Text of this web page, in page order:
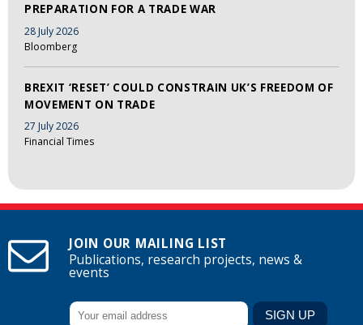
PREPARATION FOR A TRADE WAR
28 July 2026
Bloomberg
BREXIT ‘RESET’ COULD CONSTRAIN UK’S FREEDOM OF
MOVEMENT ON TRADE
27 July 2026
Financial Times
JOIN OUR MAILING LIST
Publications, research projects, news &
events